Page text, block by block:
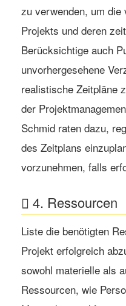
zu verwenden, um die
Projekts und deren
Berücksichtige auch
unvorhergesehene
realistische Zeitpläne
der
Schmid raten dazu,
des Zeitplans
vorzunehmen, falls
4. Ressourcen
Liste die benötigten
Projekt erfolgreich
sowohl materielle als
Ressourcen, wie